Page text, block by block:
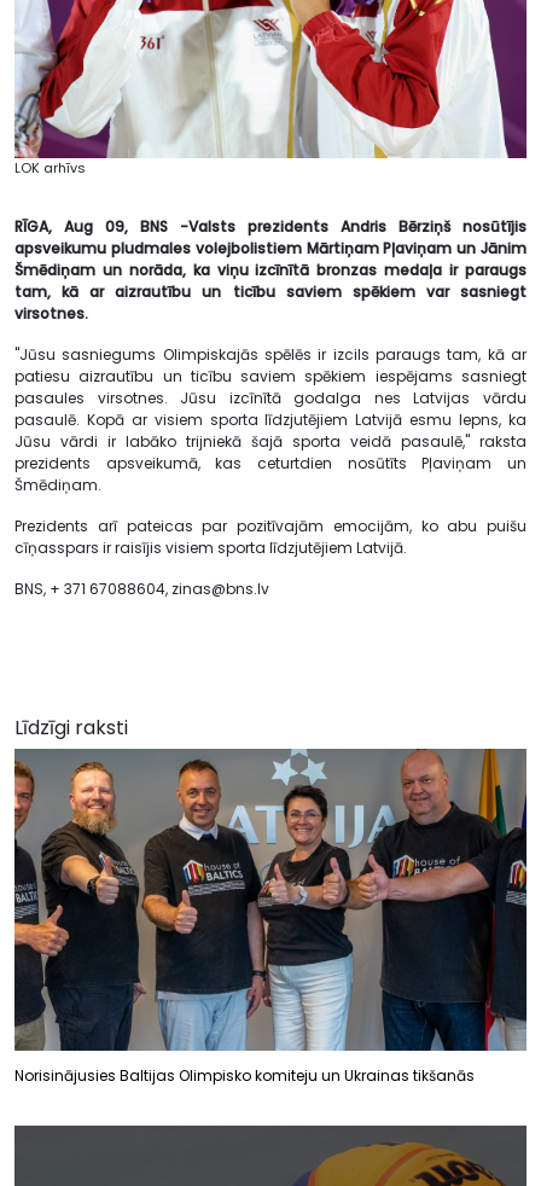
LOK arhīvs
RĪGA, Aug 09, BNS -Valsts prezidents Andris Bērziņš nosūtījis
apsveikumu pludmales volejbolistiem Mārtiņam Pļaviņam un Jānim
Šmēdiņam un norāda, ka viņu izcīnītā bronzas medaļa ir paraugs
tam, kā ar aizrautību un ticību saviem spēkiem var sasniegt
virsotnes.
"Jūsu sasniegums Olimpiskajās spēlēs ir izcils paraugs tam, kā ar
patiesu aizrautību un ticību saviem spēkiem iespējams sasniegt
pasaules virsotnes. Jūsu izcīnītā godalga nes Latvijas vārdu
pasaulē. Kopā ar visiem sporta līdzjutējiem Latvijā esmu lepns, ka
Jūsu vārdi ir labāko trijniekā šajā sporta veidā pasaulē," raksta
prezidents apsveikumā, kas ceturtdien nosūtīts Pļaviņam un
Šmēdiņam.
Prezidents arī pateicas par pozitīvajām emocijām, ko abu puišu
cīņasspars ir raisījis visiem sporta līdzjutējiem Latvijā.
BNS, + 371 67088604, zinas@bns.lv
Līdzīgi raksti
Norisinājusies Baltijas Olimpisko komiteju un Ukrainas tikšanās